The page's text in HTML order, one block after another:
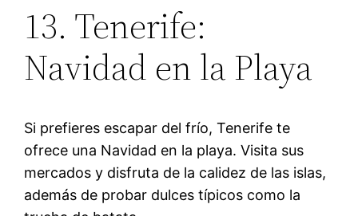
13. Tenerife:
Navidad en la Playa
Si prefieres escapar del frío, Tenerife te
ofrece una Navidad en la playa. Visita sus
mercados y disfruta de la calidez de las islas,
además de probar dulces típicos como la